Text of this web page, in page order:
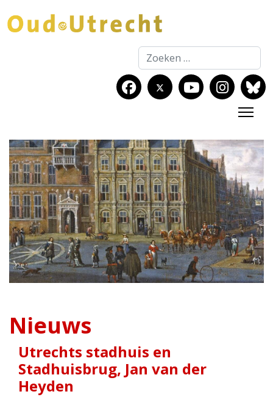
Zoeken
Nieuws
Utrechts stadhuis en
Stadhuisbrug, Jan van der
Heyden